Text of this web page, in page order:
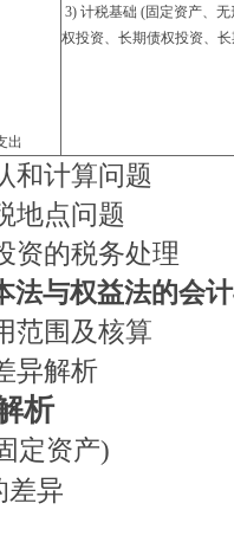
出
3) 计税基础 (固定资产、
权投资、长期债权投资、
和计算问题
地点问题
资的税务处理
法与权益法的会
范围及核算
异解析
析
定资产)
差异